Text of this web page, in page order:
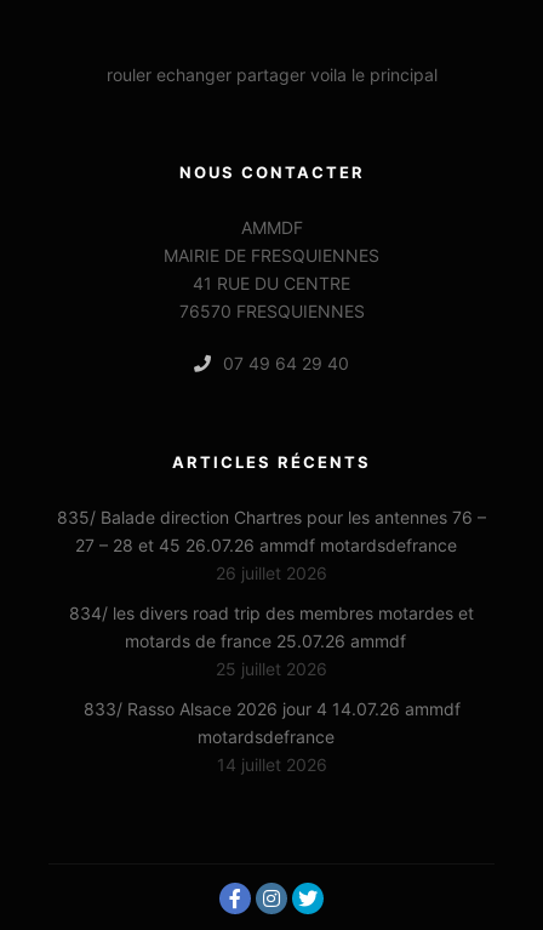
rouler echanger partager voila le principal
NOUS CONTACTER
AMMDF
MAIRIE DE FRESQUIENNES
41 RUE DU CENTRE
76570 FRESQUIENNES
07 49 64 29 40
ARTICLES RÉCENTS
835/ Balade direction Chartres pour les antennes 76 –
27 – 28 et 45 26.07.26 ammdf motardsdefrance
26 juillet 2026
834/ les divers road trip des membres motardes et
motards de france 25.07.26 ammdf
25 juillet 2026
833/ Rasso Alsace 2026 jour 4 14.07.26 ammdf
motardsdefrance
14 juillet 2026